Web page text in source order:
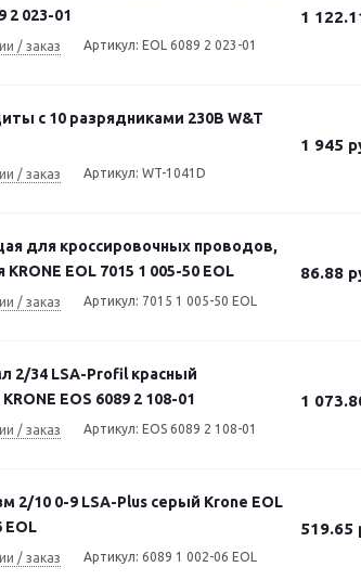
2 023-01
/ заказ Артикул: EOL 6089 2 023-01
1
с 10 разрядниками 230В W&T
/ заказ Артикул: WT-1041D
1 945
для кроссировочных проводов,
KRONE EOL 7015 1 005-50 EOL
/ заказ Артикул: 7015 1 005-50 EOL
86.88
2/34 LSA-Profil красный
EOS 6089 2 108-01
/ заказ Артикул: EOS 6089 2 108-01
1
2/10 0-9 LSA-Plus серый Krone EOL
EOL
/ заказ Артикул: 6089 1 002-06 EOL
519.65